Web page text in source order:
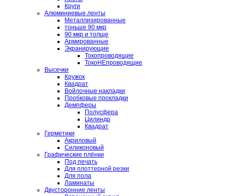
Круги
Алюминиевые ленты
Металлизированные
тоньше 90 мкр
90 мкр и толще
Армированные
Экранирующие
Токопроводящие
ТокоНЕпроводящие
Высечки
Кружок
Квадрат
Войлочные накладки
Пробковые прокладки
Демпферы
Полусфера
Цилиндр
Квадрат
Герметики
Акриловый
Силиконовый
Графические плёнки
Под печать
Для плоттерной резки
Для пола
Ламинаты
Двусторонние ленты